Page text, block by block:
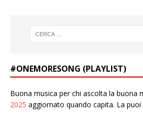
#ONEMORESONG (PLAYLIST)
Buona musica per chi ascolta la buona
2025 aggiornato quando capita. La puoi